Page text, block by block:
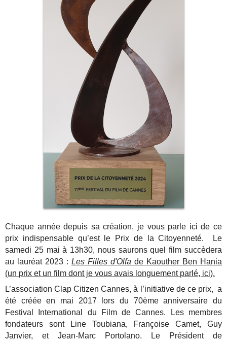
Chaque année depuis sa création, je vous parle ici de ce
prix indispensable qu’est le Prix de la Citoyenneté. Le
samedi 25 mai à 13h30, nous saurons quel film succèdera
au lauréat 2023 :Les Filles d'Olfa de Kaouther Ben Hania
(un prix et un film dont je vous avais longuement parlé, ici).
L’association Clap Citizen Cannes, à l’initiative de ce prix, a
été créée en mai 2017 lors du 70ème anniversaire du
Festival International du Film de Cannes. Les membres
fondateurs sont Line Toubiana, Françoise Camet, Guy
Janvier, et Jean-Marc Portolano. Le Président de